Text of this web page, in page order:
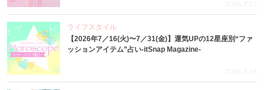
2026.7.22
ライフスタイル
【2026年7／16(火)〜7／31(金)】運気UPの12星座別“ファ
ッションアイテム”占い-itSnap Magazine-
2026.7.16